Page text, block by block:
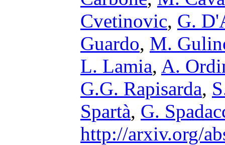
Cvetinovic, G.
Guardo, M.
L. Lamia, A.
G.G. Rapisarda,
Spartà, G.
http://arxiv.org/